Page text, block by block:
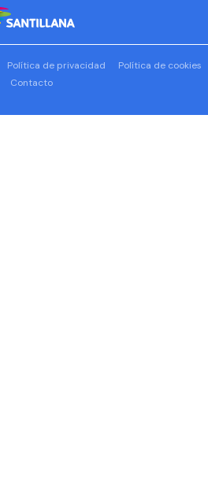
Política de privacidad
Política de cookies
Contacto